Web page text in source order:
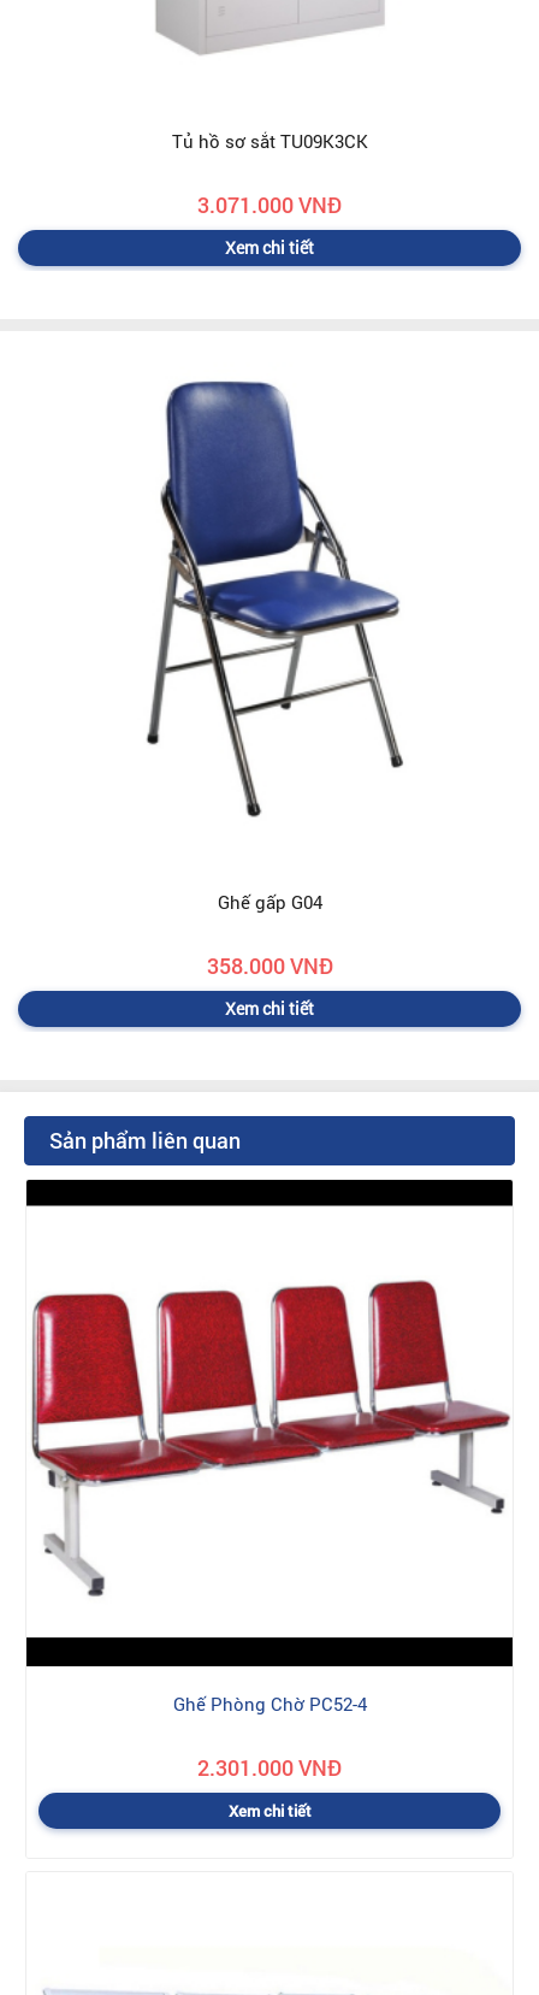
Tủ hồ sơ sắt TU09K3CK
3.071.000 VNĐ
Xem chi tiết
Ghế gấp G04
358.000 VNĐ
Xem chi tiết
Sản phẩm liên quan
Ghế Phòng Chờ PC52-4
2.301.000 VNĐ
Xem chi tiết